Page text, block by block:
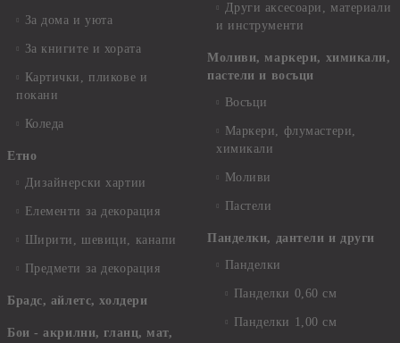
За дома и уюта
За книгите и хората
Картички, пликове и
покани
Коледа
Етно
Дизайнерски хартии
Елементи за декорация
Ширити, шевици, канапи
Предмети за декорация
Брадс, айлетс, холдери
Бои - акрилни, гланц, мат,
Други аксесоари, материали
и инструменти
Моливи, маркери, химикали,
пастели и восъци
Восъци
Маркери, флумастери,
химикали
Моливи
Пастели
Панделки, дантели и други
Панделки
Панделки 0,60 см
Панделки 1,00 см